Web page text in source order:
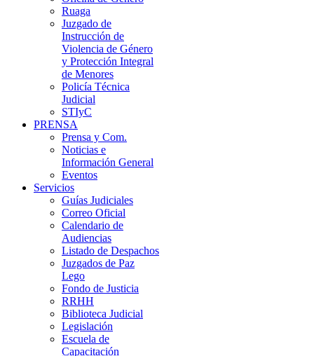
Ruaga
Juzgado de
Instrucción de
Violencia de Género
y Protección Integral
de Menores
Policía Técnica
Judicial
STIyC
PRENSA
Prensa y Com.
Noticias e
Información General
Eventos
Servicios
Guías Judiciales
Correo Oficial
Calendario de
Audiencias
Listado de Despachos
Juzgados de Paz
Lego
Fondo de Justicia
RRHH
Biblioteca Judicial
Legislación
Escuela de
Capacitación